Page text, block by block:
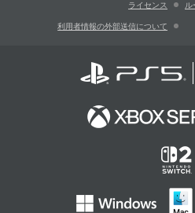
ライセンス ル
利用者情報の外部送信について